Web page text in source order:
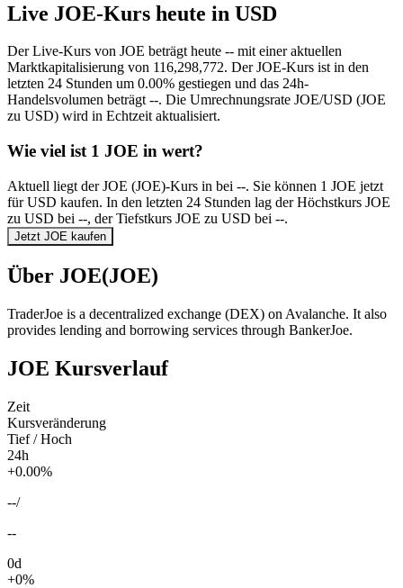
Live JOE-Kurs heute in USD
Der Live-Kurs von JOE beträgt heute -- mit einer aktuellen
Marktkapitalisierung von 116,298,772. Der JOE-Kurs ist in den
letzten 24 Stunden um 0.00% gestiegen und das 24h-
Handelsvolumen beträgt --. Die Umrechnungsrate JOE/USD (JOE
zu USD) wird in Echtzeit aktualisiert.
Wie viel ist 1 JOE in wert?
Aktuell liegt der JOE (JOE)-Kurs in bei --. Sie können 1 JOE jetzt
für USD kaufen. In den letzten 24 Stunden lag der Höchstkurs JOE
zu USD bei --, der Tiefstkurs JOE zu USD bei --.
Jetzt JOE kaufen
Über JOE(JOE)
TraderJoe is a decentralized exchange (DEX) on Avalanche. It also
provides lending and borrowing services through BankerJoe.
JOE Kursverlauf
Zeit
Kursveränderung
Tief / Hoch
24h
+0.00%
--/
--
0d
+0%